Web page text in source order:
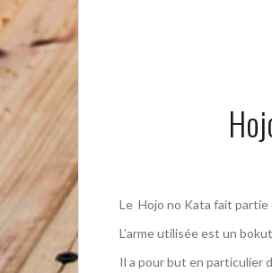
Le Hojo no Kata fait partie
L’arme utilisée est un
Il a pour but en particulier